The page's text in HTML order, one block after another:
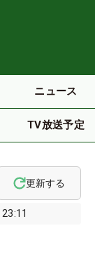
ニュース
TV放送予定
23:11
更新する